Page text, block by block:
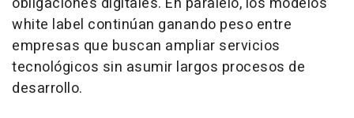
white label continúan ganando peso entre
empresas que buscan ampliar servicios
tecnológicos sin asumir largos procesos de
desarrollo.